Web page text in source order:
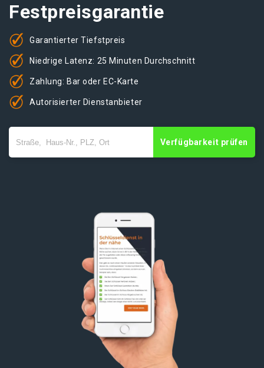
Festpreisgarantie
Garantierter Tiefstpreis
Niedrige Latenz: 25 Minuten Durchschnitt
Zahlung: Bar oder EC-Karte
Autorisierter Dienstanbieter
Verfügbarkeit prüfen